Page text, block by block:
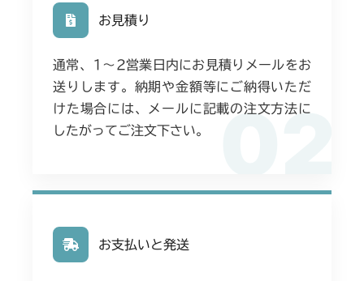
02
お見積り
通常、1〜2営業日内にお見積りメールをお
送りします。納期や金額等にご納得いただ
けた場合には、メールに記載の注文方法に
したがってご注文下さい。
お支払いと発送